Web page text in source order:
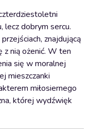
lecz dobrym sercu.
znajdującą
z nią ożenić. W ten
się w moralnej
mieszczanki
miłosiernego
której wydźwięk